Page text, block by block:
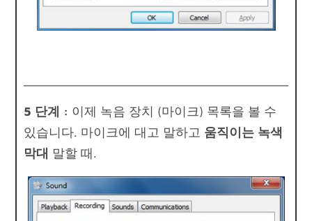
5 단계 : 이제 녹음 장치 (마이크) 목록을 볼 수
있습니다. 마이크에 대고 말하고 움직이는 녹색
막대 말할 때.